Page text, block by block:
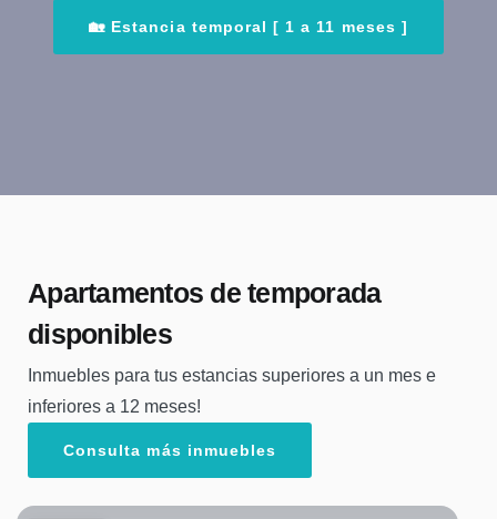
🏡 Estancia temporal [ 1 a 11 meses ]
Apartamentos de temporada
disponibles
Inmuebles para tus estancias superiores a un mes e
inferiores a 12 meses!
Consulta más inmuebles